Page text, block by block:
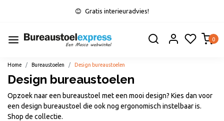
Gratis interieuradvies!
0
Home Bureaustoelen Design bureaustoelen
Design bureaustoelen
Opzoek naar een bureaustoel met een mooi design? Kies dan voor
een design bureaustoel die ook nog ergonomisch instelbaar is.
Shop de collectie.